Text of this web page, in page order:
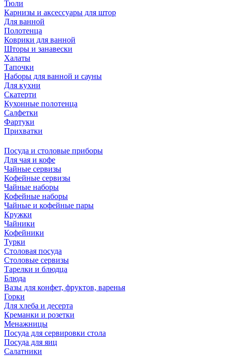
Тюли
Карнизы и аксессуары для штор
Для ванной
Полотенца
Коврики для ванной
Шторы и занавески
Халаты
Тапочки
Наборы для ванной и сауны
Для кухни
Скатерти
Кухонные полотенца
Салфетки
Фартуки
Прихватки
Посуда и столовые приборы
Для чая и кофе
Чайные сервизы
Кофейные сервизы
Чайные наборы
Кофейные наборы
Чайные и кофейные пары
Кружки
Чайники
Кофейники
Турки
Столовая посуда
Столовые сервизы
Тарелки и блюдца
Блюда
Вазы для конфет, фруктов, варенья
Горки
Для хлеба и десерта
Креманки и розетки
Менажницы
Посуда для сервировки стола
Посуда для яиц
Салатники